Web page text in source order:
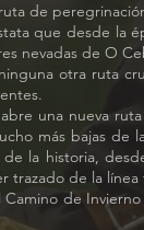
de
que desde la
nevadas de O
otra ruta
una nueva
más bajas
la historia,
de la línea
de